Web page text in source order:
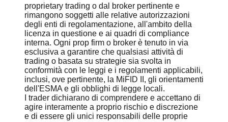
proprietary trading o dal broker pertinente e
rimangono soggetti alle relative autorizzazioni
degli enti di regolamentazione, all'ambito della
licenza in questione e ai quadri di compliance
interna. Ogni prop firm o broker è tenuto in via
esclusiva a garantire che qualsiasi attività di
trading o basata su strategie sia svolta in
conformità con le leggi e i regolamenti applicabili,
inclusi, ove pertinente, la MiFID II, gli orientamenti
dell'ESMA e gli obblighi di legge locali.
I trader dichiarano di comprendere e accettano di
agire interamente a proprio rischio e discrezione
e di essere gli unici responsabili delle proprie